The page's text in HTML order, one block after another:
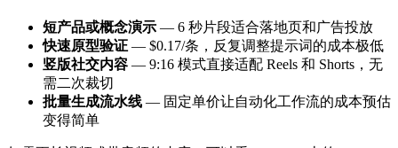
短产品或概念演示 — 6 秒片段适合落地页和广告投放
快速原型验证 — $0.17/条，反复调整提示词的成本极低
竖版社交内容 — 9:16 模式直接适配 Reels 和 Shorts，无
需二次裁切
批量生成流水线 — 固定单价让自动化工作流的成本预估
变得简单